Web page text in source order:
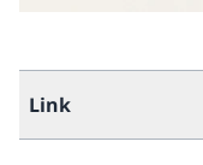
Link